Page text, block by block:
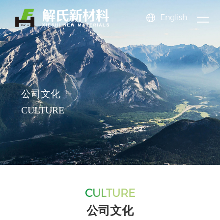
English
关于
我们
About us
公司文化
EHS体系
公司简介
企业展示
资质荣誉
产品
中心
Product center
氟苯甲
醚系列
氟甲苯
系列
三氟甲
苯系列
更多系
列
氟苯酚
系列
氟苯甲
酸系列
苯乙酸
苯甲醛
系列
氟苯系
列
氟苯胺
氟硝基
苯系列
氟溴苯
系列
新闻
中心
News center
公司新闻
行业动态
公司文化
CULTURE
CULTURE
公司文化